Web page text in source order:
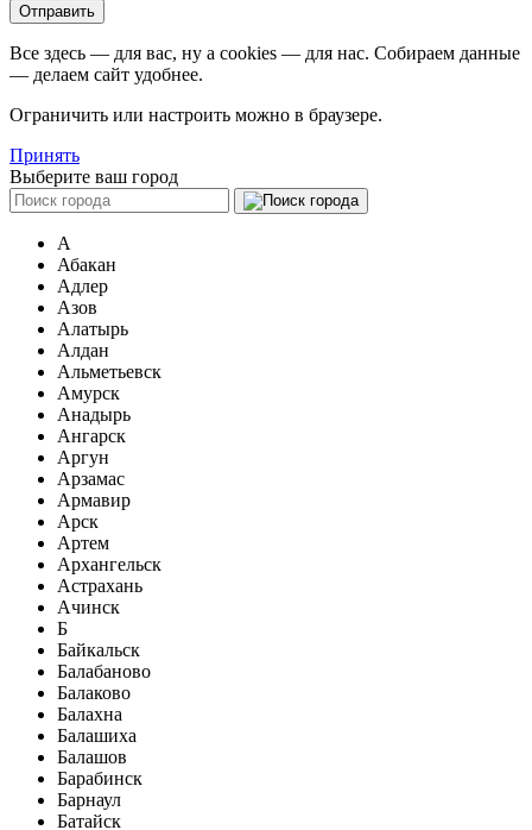
Все здесь — для вас, ну а cookies — для нас. Собираем данные
— делаем сайт удобнее.
Ограничить или настроить можно в браузере.
Принять
Выберите ваш город
А
Абакан
Адлер
Азов
Алатырь
Алдан
Альметьевск
Амурск
Анадырь
Ангарск
Аргун
Арзамас
Армавир
Арск
Артем
Архангельск
Астрахань
Ачинск
Б
Байкальск
Балабаново
Балаково
Балахна
Балашиха
Балашов
Барабинск
Барнаул
Батайск